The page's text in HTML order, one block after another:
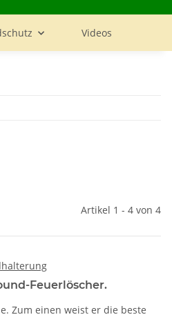
Videos
Artikel 1 - 4 von 4
Feuerlöscher.
Zum einen weist er die beste